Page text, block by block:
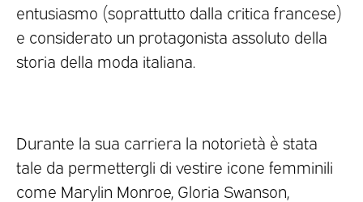
entusiasmo (soprattutto dalla critica francese)
e considerato un protagonista assoluto della
storia della moda italiana.
Durante la sua carriera la notorietà è stata
tale da permettergli di vestire icone femminili
come Marylin Monroe, Gloria Swanson,